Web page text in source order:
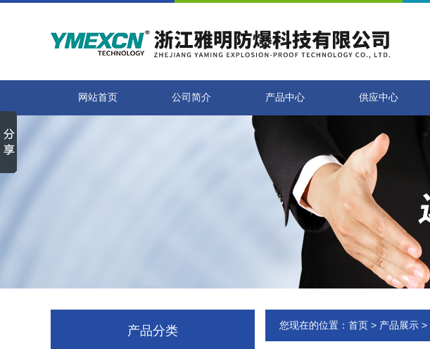
网站首页 公司简介 产品中心 供应中心
产品分类 您现在的位置： 首页 > 产品展示 >